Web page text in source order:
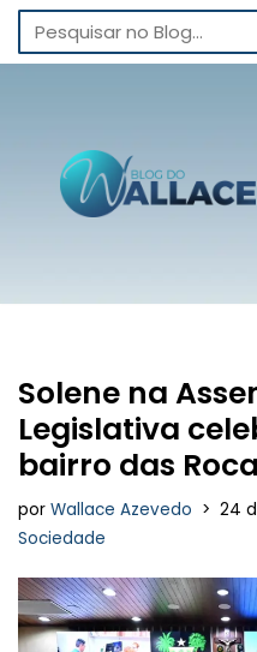
Pular
conteúdo
Solene na
Legislativa
bairro das
por Wallace Azevedo
24
Sociedade